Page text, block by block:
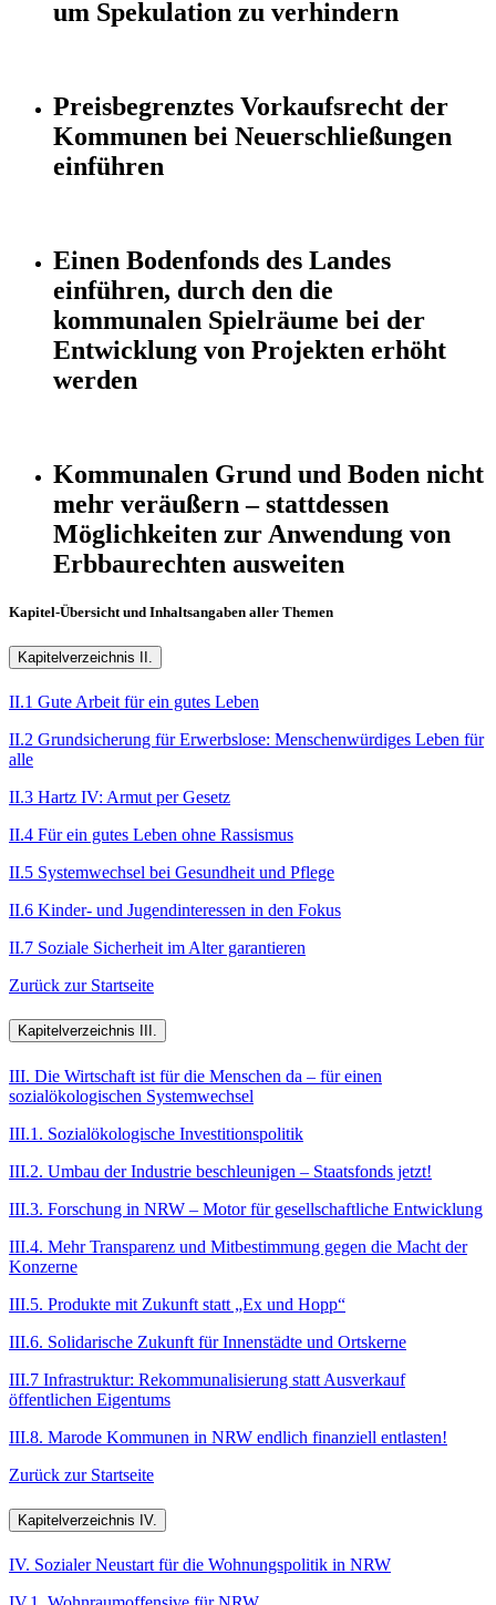
um Spekulation zu verhindern
Preisbegrenztes Vorkaufsrecht der
Kommunen bei Neuerschließungen
einführen
Einen Bodenfonds des Landes
einführen, durch den die
kommunalen Spielräume bei der
Entwicklung von Projekten erhöht
werden
Kommunalen Grund und Boden nicht
mehr veräußern – stattdessen
Möglichkeiten zur Anwendung von
Erbbaurechten ausweiten
Kapitel-Übersicht und Inhaltsangaben aller Themen
Kapitelverzeichnis II.
II.1 Gute Arbeit für ein gutes Leben
II.2 Grundsicherung für Erwerbslose: Menschenwürdiges Leben für
alle
II.3 Hartz IV: Armut per Gesetz
II.4 Für ein gutes Leben ohne Rassismus
II.5 Systemwechsel bei Gesundheit und Pflege
II.6 Kinder- und Jugendinteressen in den Fokus
II.7 Soziale Sicherheit im Alter garantieren
Zurück zur Startseite
Kapitelverzeichnis III.
III. Die Wirtschaft ist für die Menschen da – für einen
sozialökologischen Systemwechsel
III.1. Sozialökologische Investitionspolitik
III.2. Umbau der Industrie beschleunigen – Staatsfonds jetzt!
III.3. Forschung in NRW – Motor für gesellschaftliche Entwicklung
III.4. Mehr Transparenz und Mitbestimmung gegen die Macht der
Konzerne
III.5. Produkte mit Zukunft statt „Ex und Hopp“
III.6. Solidarische Zukunft für Innenstädte und Ortskerne
III.7 Infrastruktur: Rekommunalisierung statt Ausverkauf
öffentlichen Eigentums
III.8. Marode Kommunen in NRW endlich finanziell entlasten!
Zurück zur Startseite
Kapitelverzeichnis IV.
IV. Sozialer Neustart für die Wohnungspolitik in NRW